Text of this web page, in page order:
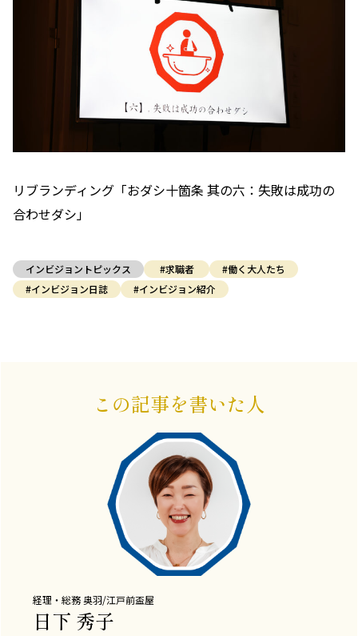
リブランディング「おダシ十箇条 其の六：失敗は成功の
合わせダシ」
インビジョントピックス #求職者
#働く大人たち
#インビジョン日誌
#インビジョン紹介
この記事を書いた人
経理・総務奥羽/江戸前盃屋
日下 秀子